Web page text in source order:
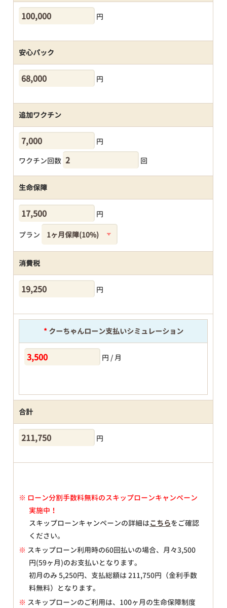
円
安心パック
円
追加ワクチン
円
ワクチン回数
回
生命保障
円
プラン
消費税
円
*クーちゃんローン支払いシミュレーション
円 / 月
合計
円
※ ローン分割手数料無料のスキップローンキャンペーン
実施中！
スキップローンキャンペーンの詳細はこちらをご確認
ください。
※ スキップローン利用時の60回払いの場合、月々3,500
円(59ヶ月)のお支払いとなります。
初月のみ5,250円、支払総額は211,750円（金利手数
料無料）となります。
※ スキップローンのご利用は、100ヶ月の生命保障制度